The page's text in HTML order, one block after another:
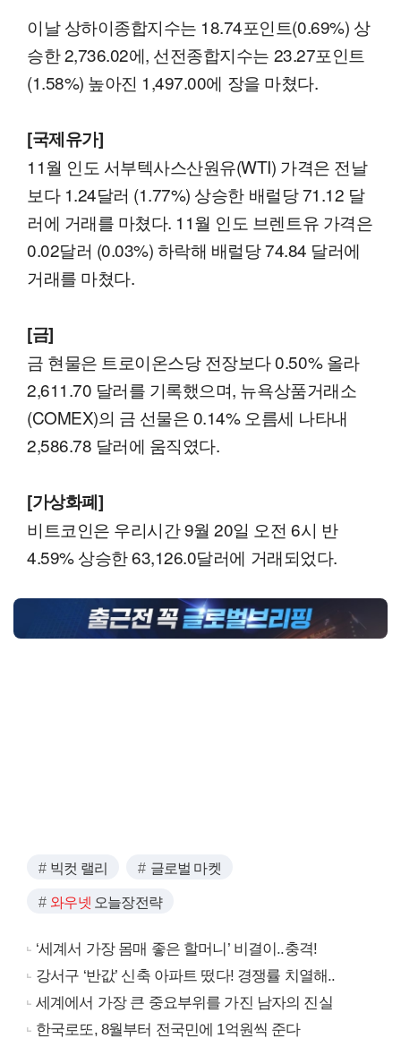
이날 상하이종합지수는 18.74포인트(0.69%) 상
승한 2,736.02에, 선전종합지수는 23.27포인트
(1.58%) 높아진 1,497.00에 장을 마쳤다.
[국제유가]
11월 인도 서부텍사스산원유(WTI) 가격은 전날
보다 1.24달러 (1.77%) 상승한 배럴당 71.12 달
러에 거래를 마쳤다. 11월 인도 브렌트유 가격은
0.02달러 (0.03%) 하락해 배럴당 74.84 달러에
거래를 마쳤다.
[금]
금 현물은 트로이온스당 전장보다 0.50% 올라
2,611.70 달러를 기록했으며, 뉴욕상품거래소
(COMEX)의 금 선물은 0.14% 오름세 나타내
2,586.78 달러에 움직였다.
[가상화폐]
비트코인은 우리시간 9월 20일 오전 6시 반
4.59% 상승한 63,126.0달러에 거래되었다.
빅컷 랠리 글로벌 마켓
와우넷 오늘장전략
‘세계서 가장 몸매 좋은 할머니’ 비결이..충격!
강서구 ‘반값’ 신축 아파트 떴다! 경쟁률 치열해..
세계에서 가장 큰 중요부위를 가진 남자의 진실
한국로또, 8월부터 전국민에 1억원씩 준다